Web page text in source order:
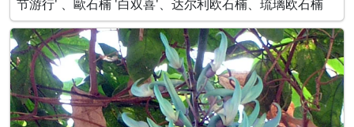
节游行' 、歐石楠 '白双喜'、达尔利欧石楠、琉璃欧石楠